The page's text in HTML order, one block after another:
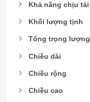
Khả năng chịu tải
Khối lượng tịnh
Tổng trọng lượng
Chiều dài
Chiều rộng
Chiều cao